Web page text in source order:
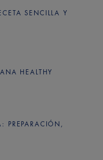
SENCILLA Y
HEALTHY
PREPARACIÓN,